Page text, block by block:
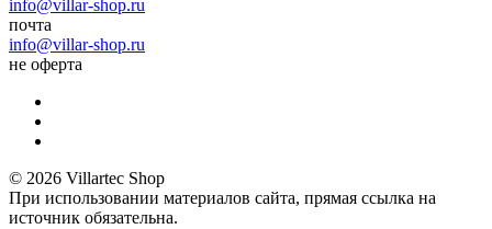
info@villar-shop.ru
почта
info@villar-shop.ru
не оферта
© 2026 Villartec Shop
При использовании материалов сайта, прямая ссылка на
источник обязательна.